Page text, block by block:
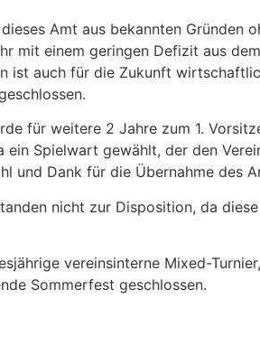
Amt aus bekannten
mit einem geringen Defizit aus
ist auch für die Zukunft
für weitere 2 Jahre zum 1.
Spielwart gewählt, der den
und Dank für die Übernahme des
nicht zur Disposition, da
vereinsinterne Mixed-
Sommerfest geschlossen.